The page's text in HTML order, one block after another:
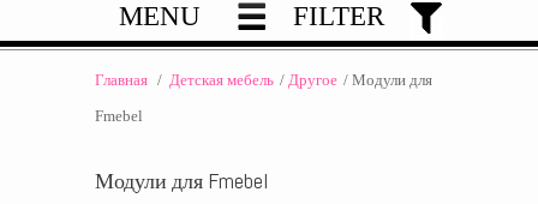
MENU FILTER
Главная / Детская мебель / Другое / Модули для
Fmebel
Модули для Fmebel